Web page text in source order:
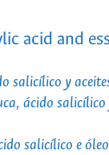
acid and
salicílico y
ácido
salicílico e